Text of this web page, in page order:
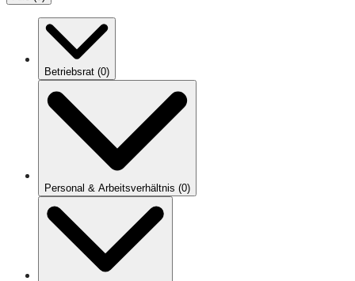
Betriebsrat (0)
Personal & Arbeitsverhältnis (0)